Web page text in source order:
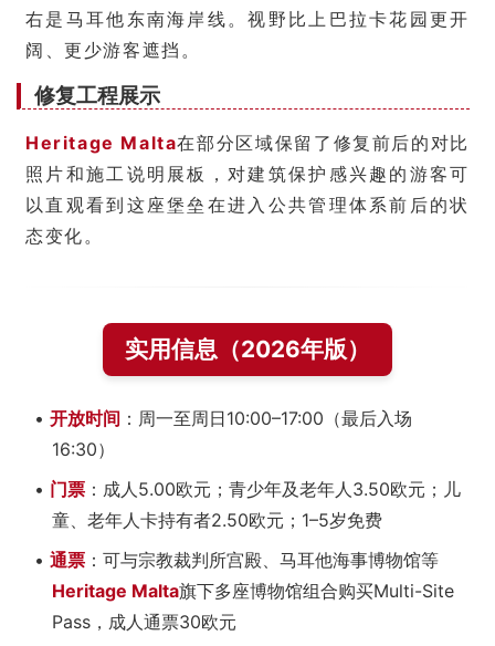
右是马耳他东南海岸线。视野比上巴拉卡花园更开
阔、更少游客遮挡。
修复工程展示
Heritage Malta在部分区域保留了修复前后的对比
照片和施工说明展板，对建筑保护感兴趣的游客可
以直观看到这座堡垒在进入公共管理体系前后的状
态变化。
实用信息（2026年版）
• 开放时间 ：周一至周日10:00–17:00（最后入场
16:30）
• 门票 ：成人5.00欧元；青少年及老年人3.50欧元；儿
童、老年人卡持有者2.50欧元；1–5岁免费
• 通票 ：可与宗教裁判所宫殿、马耳他海事博物馆等
Heritage Malta旗下多座博物馆组合购买Multi-Site
Pass，成人通票30欧元